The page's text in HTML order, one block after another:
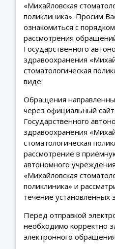
«Михайловская
поликлиника». Просим
ознакомиться с
рассмотрения
Государственного
здравоохранения
стоматологическая
виде:
Обращения
через официальный сайт
Государственного
здравоохранения
стоматологическая
рассмотрение в
автономного
«Михайловская
поликлиника» и
течение установленных
Перед отправкой
необходимо корректно
электронного